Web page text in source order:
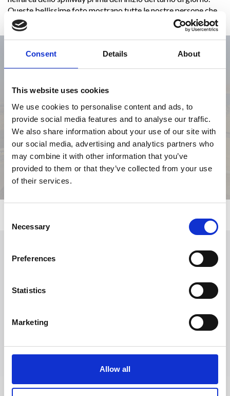
Consent Details About
This website uses cookies
We use cookies to personalise content and ads, to
provide social media features and to analyse our traffic.
We also share information about your use of our site with
our social media, advertising and analytics partners who
may combine it with other information that you’ve
provided to them or that they’ve collected from your use
of their services.
Selection
Necessary
Preferences
Statistics
Marketing
Allow all
Queste bellissime foto mostrano tutte le nostre persone che
stanno lavorando alla diga di Mosul!
Previous
Solicitar información
Trevi S.p.A. 5819, Via Dismano 47023 Cesena Italy | Phone